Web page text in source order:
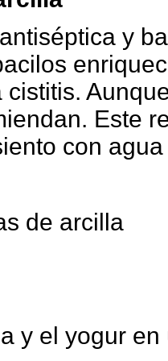
y
cistitis.
Este
con
de arcilla
y el yogur